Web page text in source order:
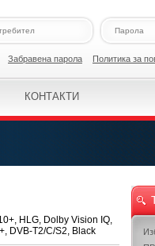
Забравена парола Политикa за
КОНТАКТИ
HLG, Dolby Vision IQ,
DVB-T2/C/S2, Black